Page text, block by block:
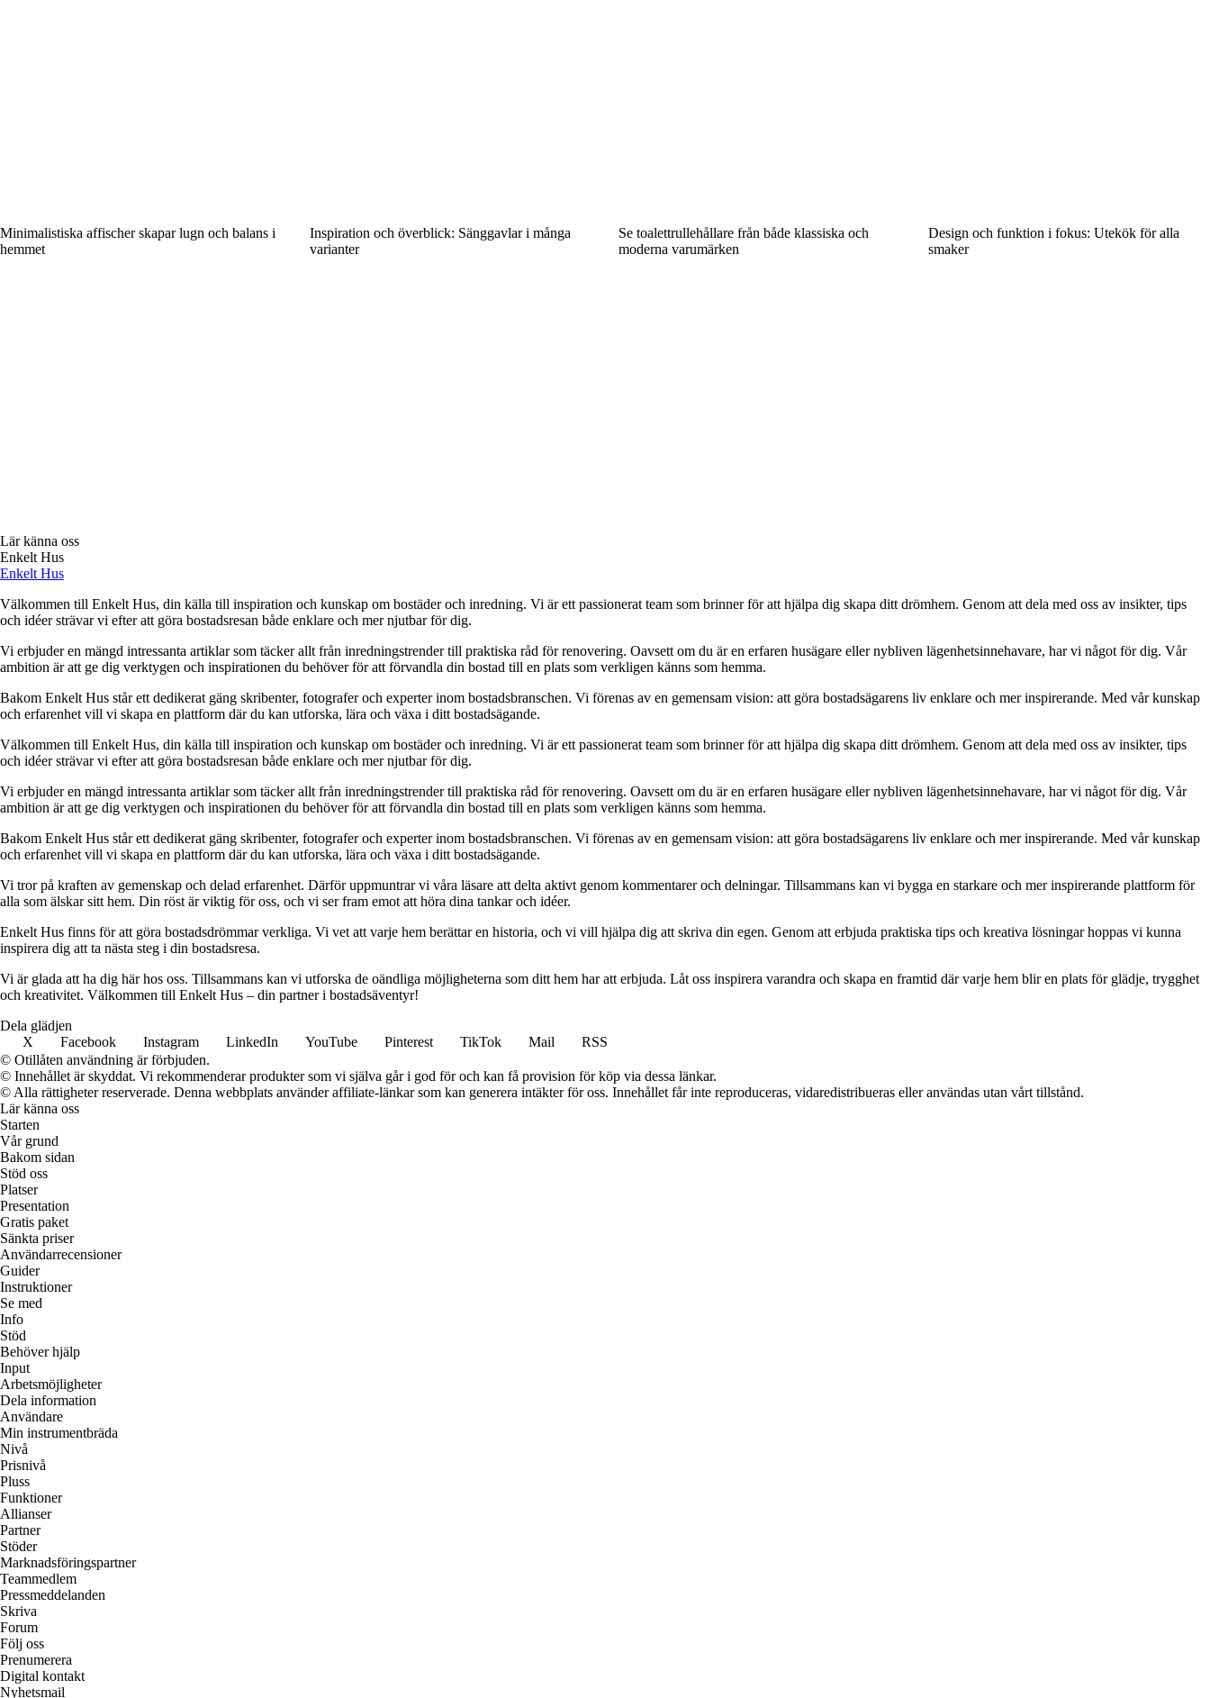
Minimalistiska affischer skapar lugn och balans i
hemmet
Inspiration och överblick: Sänggavlar i många
varianter
Se toalettrullehållare från både klassiska och
moderna varumärken
Design och funktion i fokus: Utekök för alla
smaker
Lär känna oss
Enkelt Hus
Enkelt Hus
Välkommen till Enkelt Hus, din källa till inspiration och kunskap om bostäder och inredning. Vi är ett passionerat team som brinner för att hjälpa dig skapa ditt drömhem. Genom att dela med oss av insikter, tips
och idéer strävar vi efter att göra bostadsresan både enklare och mer njutbar för dig.
Vi erbjuder en mängd intressanta artiklar som täcker allt från inredningstrender till praktiska råd för renovering. Oavsett om du är en erfaren husägare eller nybliven lägenhetsinnehavare, har vi något för dig. Vår
ambition är att ge dig verktygen och inspirationen du behöver för att förvandla din bostad till en plats som verkligen känns som hemma.
Bakom Enkelt Hus står ett dedikerat gäng skribenter, fotografer och experter inom bostadsbranschen. Vi förenas av en gemensam vision: att göra bostadsägarens liv enklare och mer inspirerande. Med vår kunskap
och erfarenhet vill vi skapa en plattform där du kan utforska, lära och växa i ditt bostadsägande.
Välkommen till Enkelt Hus, din källa till inspiration och kunskap om bostäder och inredning. Vi är ett passionerat team som brinner för att hjälpa dig skapa ditt drömhem. Genom att dela med oss av insikter, tips
och idéer strävar vi efter att göra bostadsresan både enklare och mer njutbar för dig.
Vi erbjuder en mängd intressanta artiklar som täcker allt från inredningstrender till praktiska råd för renovering. Oavsett om du är en erfaren husägare eller nybliven lägenhetsinnehavare, har vi något för dig. Vår
ambition är att ge dig verktygen och inspirationen du behöver för att förvandla din bostad till en plats som verkligen känns som hemma.
Bakom Enkelt Hus står ett dedikerat gäng skribenter, fotografer och experter inom bostadsbranschen. Vi förenas av en gemensam vision: att göra bostadsägarens liv enklare och mer inspirerande. Med vår kunskap
och erfarenhet vill vi skapa en plattform där du kan utforska, lära och växa i ditt bostadsägande.
Vi tror på kraften av gemenskap och delad erfarenhet. Därför uppmuntrar vi våra läsare att delta aktivt genom kommentarer och delningar. Tillsammans kan vi bygga en starkare och mer inspirerande plattform för
alla som älskar sitt hem. Din röst är viktig för oss, och vi ser fram emot att höra dina tankar och idéer.
Enkelt Hus finns för att göra bostadsdrömmar verkliga. Vi vet att varje hem berättar en historia, och vi vill hjälpa dig att skriva din egen. Genom att erbjuda praktiska tips och kreativa lösningar hoppas vi kunna
inspirera dig att ta nästa steg i din bostadsresa.
Vi är glada att ha dig här hos oss. Tillsammans kan vi utforska de oändliga möjligheterna som ditt hem har att erbjuda. Låt oss inspirera varandra och skapa en framtid där varje hem blir en plats för glädje, trygghet
och kreativitet. Välkommen till Enkelt Hus – din partner i bostadsäventyr!
Dela glädjen
X
Facebook Instagram LinkedIn YouTube Pinterest TikTok Mail
RSS
© Otillåten användning är förbjuden.
© Innehållet är skyddat. Vi rekommenderar produkter som vi själva går i god för och kan få provision för köp via dessa länkar.
© Alla rättigheter reserverade. Denna webbplats använder affiliate-länkar som kan generera intäkter för oss. Innehållet får inte reproduceras, vidaredistribueras eller användas utan vårt tillstånd.
Lär känna oss
Starten
Vår grund
Bakom sidan
Stöd oss
Platser
Presentation
Gratis paket
Sänkta priser
Användarrecensioner
Guider
Instruktioner
Se med
Info
Stöd
Behöver hjälp
Input
Arbetsmöjligheter
Dela information
Användare
Min instrumentbräda
Nivå
Prisnivå
Pluss
Funktioner
Allianser
Partner
Stöder
Marknadsföringspartner
Teammedlem
Pressmeddelanden
Skriva
Forum
Följ oss
Prenumerera
Digital kontakt
Nyhetsmail